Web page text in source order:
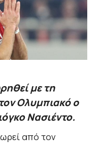
με τη
Ολυμπιακό ο
Νασιέντο.
από τον